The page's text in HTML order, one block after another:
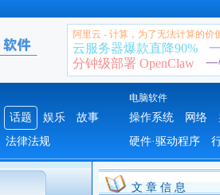
阿里云 - 计算，为了无法计算的价
云服务器爆款直降90%
分钟级部署 OpenClaw
电脑软件
话题 娱乐
故事
法律法规
操作系统 网络
硬件·驱动程序
文 章 信 息